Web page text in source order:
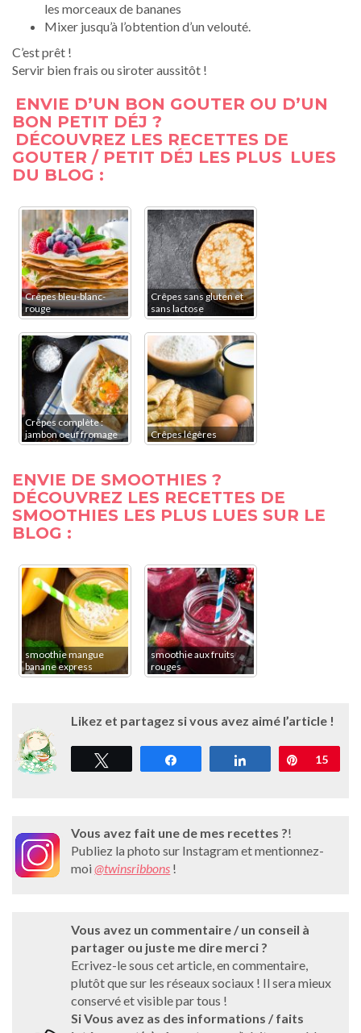
les morceaux de bananes
Mixer jusqu’à l’obtention d’un velouté.
C’est prêt !
Servir bien frais ou siroter aussitôt !
ENVIE D’UN BON GOUTER OU D’UN
BON PETIT DÉJ ?
DÉCOUVREZ LES RECETTES DE
GOUTER / PETIT DÉJ LES PLUS LUES
DU BLOG :
Crêpes bleu-blanc-
rouge
Crêpes sans gluten et
sans lactose
Crêpes complète :
jambon oeuf fromage
Crêpes légères
ENVIE DE SMOOTHIES ?
DÉCOUVREZ LES RECETTES DE
SMOOTHIES LES PLUS LUES SUR LE
BLOG :
smoothie mangue
banane express
smoothie aux fruits
rouges
Likez et partagez si vous avez aimé l’article !
Partagez Épingle
15
Vous avez fait une de mes recettes ?!
Publiez la photo sur Instagram et mentionnez-
moi@twinsribbons !
Vous avez un commentaire / un conseil à
partager ou juste me dire merci ?
Ecrivez-le sous cet article, en commentaire,
plutôt que sur les réseaux sociaux ! Il sera mieux
conservé et visible par tous !
Si Vous avez as des informations / faits